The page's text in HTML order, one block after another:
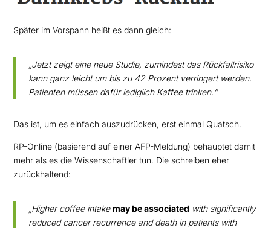
Später im Vorspann heißt es dann gleich:
„Jetzt zeigt eine neue Studie, zumindest das Rückfallrisiko
kann ganz leicht um bis zu 42 Prozent verringert werden.
Patienten müssen dafür lediglich Kaffee trinken.“
Das ist, um es einfach auszudrücken, erst einmal Quatsch.
RP-Online (basierend auf einer AFP-Meldung) behauptet damit
mehr als es die Wissenschaftler tun. Die schreiben eher
zurückhaltend:
„Higher coffee intakemay be associated with significantly
reduced cancer recurrence and death in patients with